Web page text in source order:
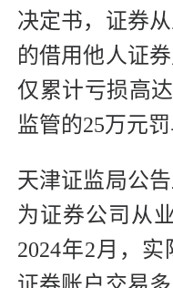
决定书，证券
的借用他人证
仅累计亏损高
监管的25万元罚
天津证监局公
为证券公司从
2024年2月，